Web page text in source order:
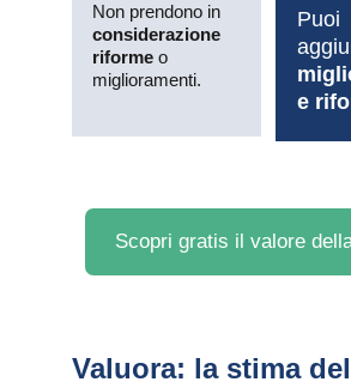
Scopri gratis il valore
Non prendono in
considerazione
riforme o
miglioramenti.
Puoi
e
Valuora: la stima